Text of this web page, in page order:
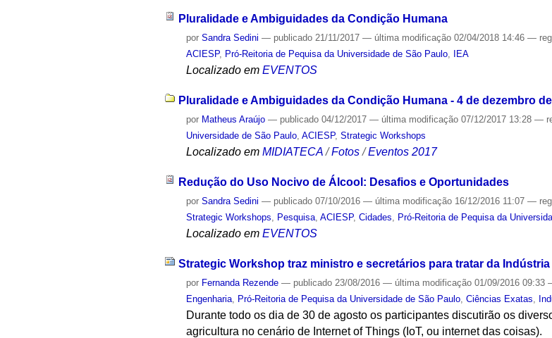
Pluralidade e Ambiguidades da Condição Humana
porSandra Sedini — publicado 21/11/2017— última modificação 02/04/2018 14:46—
ACIESP, Pró-Reitoria de Pequisa da Universidade de São Paulo, IEA
Localizado em EVENTOS
Pluralidade e Ambiguidades da Condição Humana - 4 de dezembro
por Matheus Araújo — publicado 04/12/2017— última modificação 07/12/2017 13:28—
Universidade de São Paulo,ACIESP,Strategic Workshops
Localizado em MIDIATECA /Fotos /Eventos 2017
Redução do Uso Nocivo de Álcool: Desafios e Oportunidades
porSandra Sedini — publicado 07/10/2016— última modificação 16/12/2016 11:07—
Strategic Workshops
Pesquisa ,ACIESP,Cidades Pró-Reitoria de Pequisa da
Localizado em EVENTOS
Strategic Workshop traz ministro e secretários para tratar da Indústria
por Fernanda Rezende — publicado 23/08/2016— última modificação 01/09/2016 09:33
Engenharia Pró-Reitoria de Pequisa da Universidade de São Paulo ,Ciências Exatas
Durante todo os dia de 30 de agosto os participantes discutirão os
agricultura no cenário de Internet of Things (IoT, ou internet das coisas).